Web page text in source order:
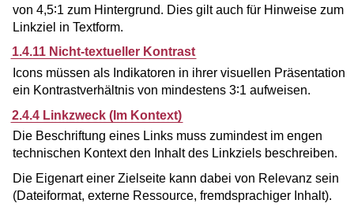
von 4,5∶1 zum Hintergrund. Dies gilt auch für Hinweise zum
Linkziel in Textform.
1.4.11 Nicht-textueller Kontrast
Icons müssen als Indikatoren in ihrer visuellen Präsentation
ein Kontrastverhältnis von mindestens 3∶1 aufweisen.
2.4.4 Linkzweck (Im Kontext)
Die Beschriftung eines Links muss zumindest im engen
technischen Kontext den Inhalt des Linkziels beschreiben.
Die Eigenart einer Zielseite kann dabei von Relevanz sein
(Dateiformat, externe Ressource, fremdsprachiger Inhalt).